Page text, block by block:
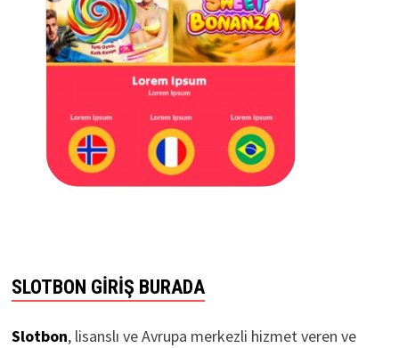
SLOTBON GIRIŞ BURADA
Slotbon, lisanslı ve Avrupa merkezli hizmet veren ve